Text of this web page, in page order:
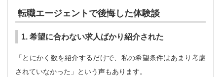
転職エージェントで後悔した体験談
1. 希望に合わない求人ばかり紹介された
「とにかく数を紹介するだけで、私の希望条件はあまり考慮
されていなかった」という声もあります。